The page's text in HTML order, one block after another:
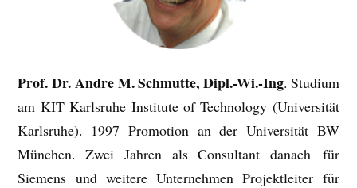
Prof. Dr. Andre M. Schmutte, Dipl.-Wi.-Ing. Studium
am KIT Karlsruhe Institute of Technology (Universität
Karlsruhe). 1997 Promotion an der Universität BW
München. Zwei Jahren als Consultant danach für
Siemens und weitere Unternehmen Projektleiter für